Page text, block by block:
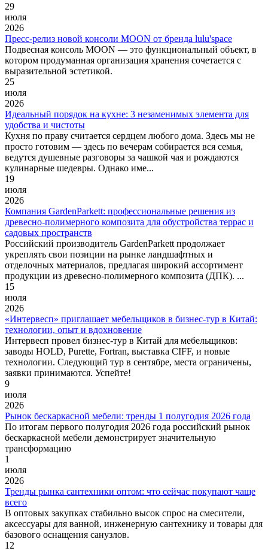
29
июля
2026
Пресс-релиз новой консоли MOON от бренда lulu'space
Подвесная консоль MOON — это функциональный объект, в
котором продуманная организация хранения сочетается с
выразительной эстетикой.
25
июля
2026
Идеальный порядок на кухне: 3 незаменимых элемента для
удобства и чистоты
Кухня по праву считается сердцем любого дома. Здесь мы не
просто готовим — здесь по вечерам собирается вся семья,
ведутся душевные разговоры за чашкой чая и рождаются
кулинарные шедевры. Однако име...
19
июля
2026
Компания GardenParkett: профессиональные решения из
древесно-полимерного композита для обустройства террас и
садовых пространств
Российский производитель GardenParkett продолжает
укреплять свои позиции на рынке ландшафтных и
отделочных материалов, предлагая широкий ассортимент
продукции из древесно-полимерного композита (ДПК). ...
15
июля
2026
«Интервесп» приглашает мебельщиков в бизнес-тур в Китай:
технологии, опыт и вдохновение
Интервесп провел бизнес-тур в Китай для мебельщиков:
заводы HOLD, Purette, Fortran, выставка CIFF, и новые
технологии. Следующий тур в сентябре, места ограничены,
заявки принимаются. Успейте!
9
июля
2026
Рынок бескаркасной мебели: тренды 1 полугодия 2026 года
По итогам первого полугодия 2026 года российский рынок
бескаркасной мебели демонстрирует значительную
трансформацию
1
июля
2026
Тренды рынка сантехники оптом: что сейчас покупают чаще
всего
В оптовых закупках стабильно высок спрос на смесители,
аксессуары для ванной, инженерную сантехнику и товары для
базового оснащения санузлов.
12